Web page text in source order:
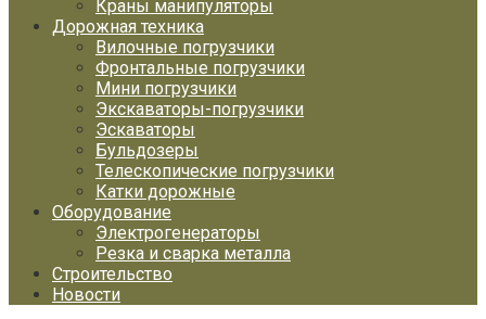
Краны манипуляторы
Дорожная техника
Вилочные погрузчики
Фронтальные погрузчики
Мини погрузчики
Экскаваторы-погрузчики
Эскаваторы
Бульдозеры
Телескопические погрузчики
Катки дорожные
Оборудование
Электрогенераторы
Резка и сварка металла
Строительство
Новости